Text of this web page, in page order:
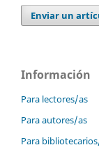
Enviar un
Información
Para lectores/as
Para autores/as
Para